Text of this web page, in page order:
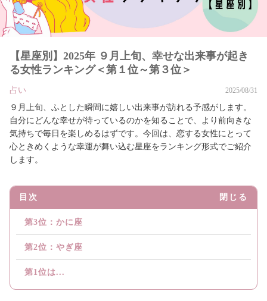
【星座別】2025年 ９月上旬、幸せな出来事が起き
る女性ランキング＜第１位～第３位＞
占い 2025/08/31
９月上旬、ふとした瞬間に嬉しい出来事が訪れる予感がします。
自分にどんな幸せが待っているのかを知ることで、より前向きな
気持ちで毎日を楽しめるはずです。今回は、恋する女性にとって
心ときめくような幸運が舞い込む星座をランキング形式でご紹介
します。
目次 閉じる
第3位：かに座
第2位：やぎ座
第1位は...